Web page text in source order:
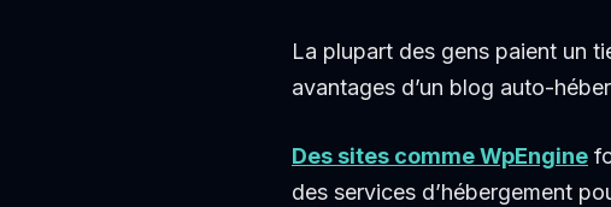
La plupart des gens paient un
avantages d’un blog auto-
Des sites comme WpEngine
des services d’hébergement